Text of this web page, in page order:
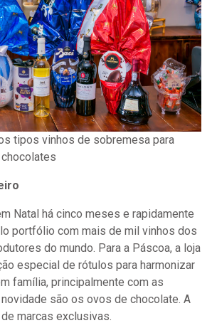
tipos vinhos de sobremesa para
Natal há cinco meses e rapidamente
portfólio com mais de mil vinhos dos
do mundo. Para a Páscoa, a loja
especial de rótulos para harmonizar
família, principalmente com as
são os ovos de chocolate. A
marcas exclusivas.